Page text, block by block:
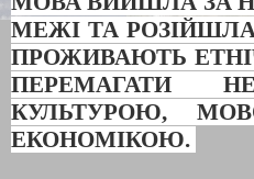
МЕЖІ ТА
ПРОЖИВАЮТЬ
ПЕРЕМАГАТИ
КУЛЬТУРОЮ,
ЕКОНОМІКОЮ.